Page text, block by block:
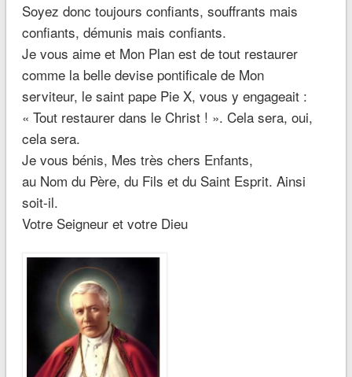
Soyez donc toujours confiants, souffrants mais
confiants, démunis mais confiants.
Je vous aime et Mon Plan est de tout restaurer
comme la belle devise pontificale de Mon
serviteur, le saint pape Pie X, vous y engageait :
« Tout restaurer dans le Christ ! ». Cela sera, oui,
cela sera.
Je vous bénis, Mes très chers Enfants,
au Nom du Père, du Fils et du Saint Esprit. Ainsi
soit-il.
Votre Seigneur et votre Dieu